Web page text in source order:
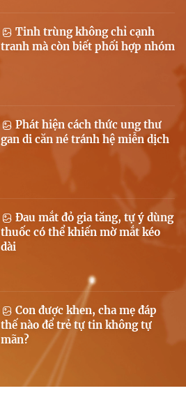
Tinh trùng không chỉ cạnh
tranh mà còn biết phối hợp nhóm
Phát hiện cách thức ung thư
gan di căn né tránh hệ miễn dịch
Đau mắt đỏ gia tăng, tự ý dùng
thuốc có thể khiến mờ mắt kéo
dài
Con được khen, cha mẹ đáp
thế nào để trẻ tự tin không tự
mãn?